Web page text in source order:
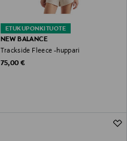
ETUKUPONKITUOTE
NEW BALANCE
Trackside Fleece -huppari
Original Price
75,00 €